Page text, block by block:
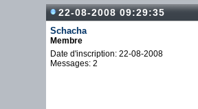
22-08-2008 09:29:35
Schacha
Membre
Date d'inscription: 22-08-2008
Messages: 2